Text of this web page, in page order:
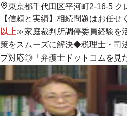
東京都千代田区平河町2-16-5 ク
【信頼と実績】相続問題はお任
以上≫家庭裁判所調停委員経験を
策をスムーズに解決◆税理士・司
プ対応◎「弁護士ドットコムを見